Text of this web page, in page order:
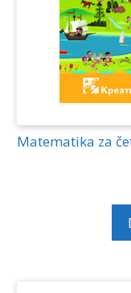
Matematika za